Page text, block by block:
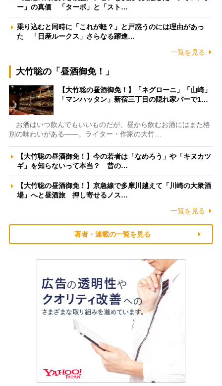
ー」の真価 「ターボ」と「スト…
乗り込むと同時に「これが軽？」と戸惑うのには理由があっ
た 「日産ルークス」さらなる躍進…
一覧を見る
大竹聡の「昼酒御免！」
【大竹聡の昼酒御免！】「ネグローニ」「山崎」
「マンハッタン」新宿三丁目の隠れ家バーで1…
お酒はいつ飲んでもいいものだが、昼から飲むお酒にはまた格
別の味わいがある――。ライター・作家の大竹…
【大竹聡の昼酒御免！】今の若者は「なめろう」や「キヌカツ
ギ」を知らないって本当？ 昔の…
【大竹聡の昼酒御免！】京急線で多摩川越えて「川崎の大衆酒
場」へと昼酒旅 押し寄せるノス…
一覧を見る
著者・連載の一覧を見る